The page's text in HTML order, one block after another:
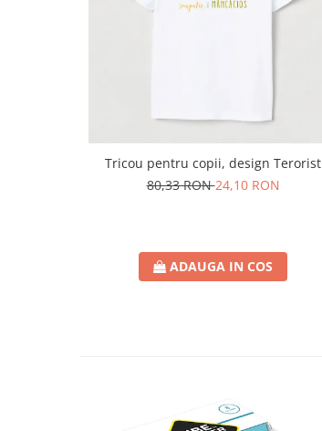
Tricou pentru copii, design Terorist
80,33 RON24,10 RON
ADAUGA IN COS